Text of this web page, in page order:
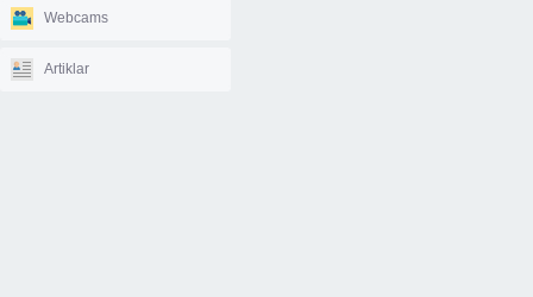
Webcams
Artiklar